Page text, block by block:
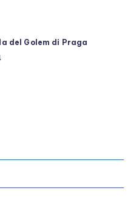
del Golem di Praga